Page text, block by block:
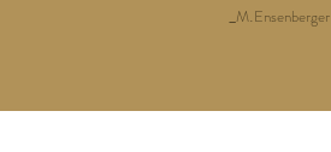
_M.Ensenberger